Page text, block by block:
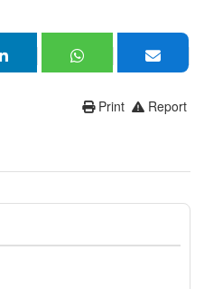
Report
Print